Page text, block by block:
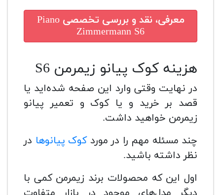
معرفی، نقد و بررسی تخصصیPiano
Zimmermann S6
هزینه کوک پیانو زیمرمن S6
در نهایت وقتی وارد این صفحه شده‌اید یا
قصد بر خرید و یا کوک و تعمیر پیانو
زیمرمن خواهید داشت.
چند مسئله مهم را در موردکوک پیانوها در
نظر داشته باشید.
اول این که محصولات برند زیمرمن کمی با